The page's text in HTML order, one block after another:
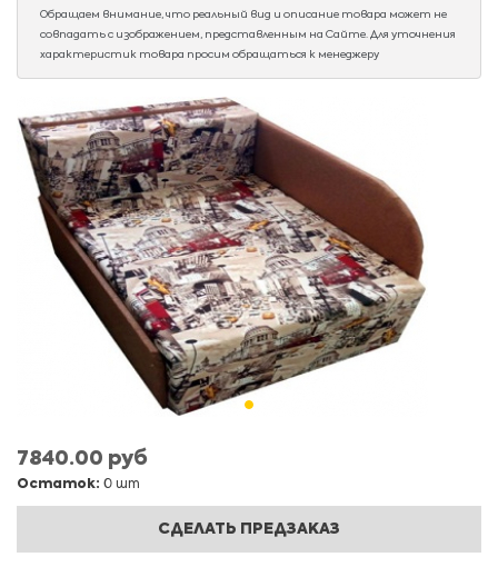
Обращаем внимание, что реальный вид и описание товара может не
совпадать с изображением, представленным на Сайте. Для уточнения
характеристик товара просим обращаться к менеджеру
7840.00 руб
Остаток: 0 шт
СДЕЛАТЬ ПРЕДЗАКАЗ